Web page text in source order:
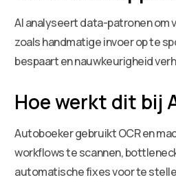
AI analyseert data-patronen om
zoals handmatige invoer op te
bespaart en nauwkeurigheid
Hoe werkt dit bij
Autoboeker gebruikt OCR en
workflows te scannen,
automatische fixes voor te